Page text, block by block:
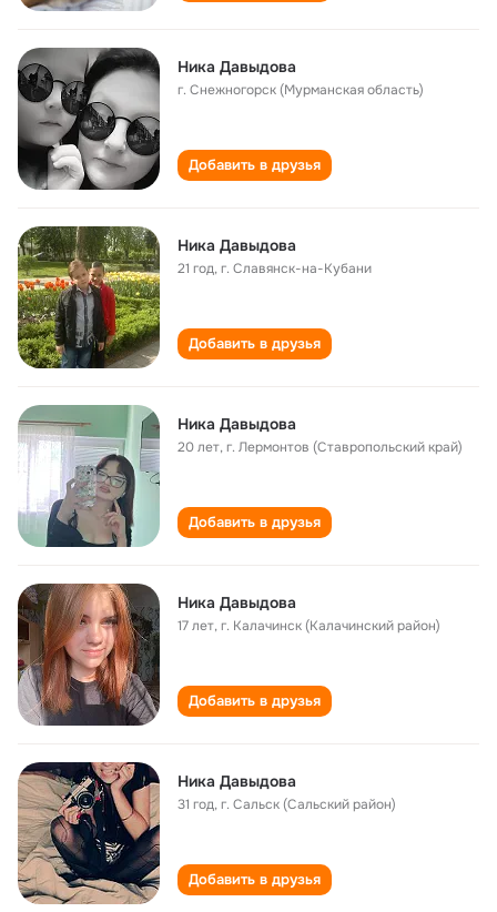
Ника Давыдова
г. Снежногорск (Мурманская область)
Добавить в друзья
Ника Давыдова
21 год,г. Славянск-на-Кубани
Добавить в друзья
Ника Давыдова
20 лет,г. Лермонтов (Ставропольский край)
Добавить в друзья
Ника Давыдова
17 лет,г. Калачинск (Калачинский район)
Добавить в друзья
Ника Давыдова
31 год,г. Сальск (Сальский район)
Добавить в друзья